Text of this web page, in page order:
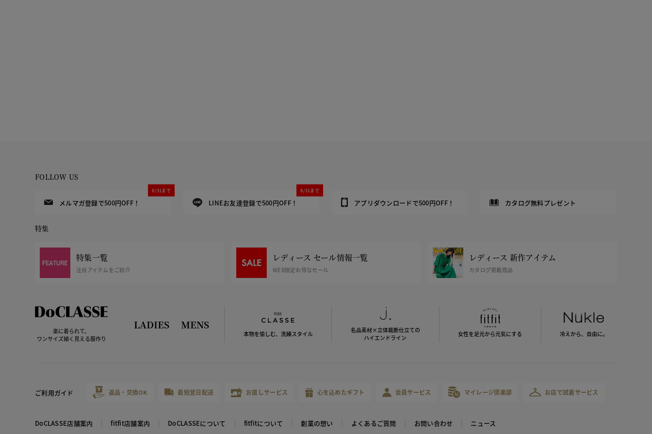
FOLLOW US
メルマガ登録で500円OFF！
8/31まで
LINEお友達登録で500円OFF！
8/31まで
アプリダウンロードで500円OFF！ カタログ無料プレゼント
特集
特集一覧
注目アイテムをご紹介
レディース セール情報一覧
WEB限定お得なセール
レディース 新作アイテム
カタログ掲載商品
楽に着られて、
ワンサイズ細く見える服作り
LADIES MENS
本物を愉しむ、洗練スタイル
名品素材×立体裁断仕立ての
ハイエンドライン
女性を足元から元気にする 冷えから、 自由に。
ご利用ガイド 返品・交換OK 最短翌日配送 お直しサービス 心を込めたギフト 会員サービス マイレージ倶楽部 お店で試着サービス
DoCLASSE店舗案内 fitfit店舗案内 DoCLASSEについて fitfitについて 創業の想い よくあるご質問 お問い合わせ ニュース